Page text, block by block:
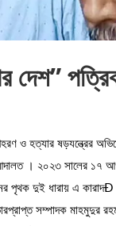
দেশ”
ও হত্যার ষড়যন্ত্রের
। ২০২৩ সালের ১৭
পৃথক দুই ধারায় এ কারাদÐ
সম্পাদক মাহমুদুর